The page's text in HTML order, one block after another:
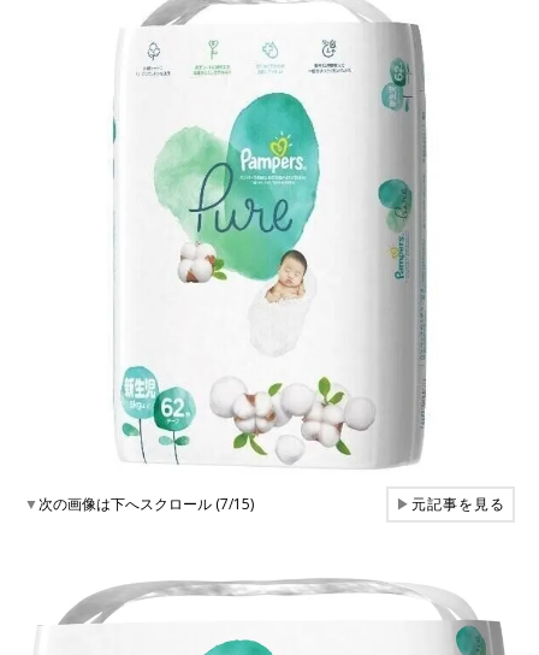
▼次の画像は下へスクロール (7/15) ▶元記事を見る